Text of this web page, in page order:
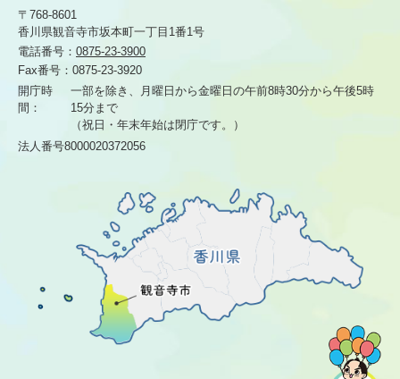
〒768-8601
香川県観音寺市坂本町一丁目1番1号
電話番号： 0875-23-3900
Fax番号： 0875-23-3920
開庁時
間：
一部を除き、月曜日から金曜日の午前8時30分から午後5時
15分まで
（祝日・年末年始は閉庁です。）
法人番号8000020372056